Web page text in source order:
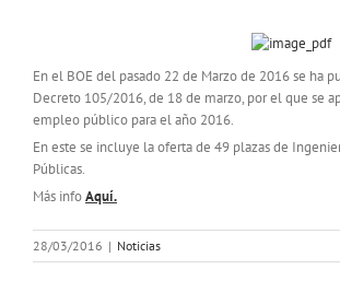
En el BOE del pasado 22 de Marzo de 2016 se ha
Decreto 105/2016, de 18 de marzo, por el que se
empleo público para el año 2016.
En este se incluye la oferta de 49 plazas de
Públicas.
Más infoAquí.
28/03/2016 | Noticias